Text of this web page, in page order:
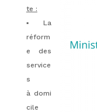
te :
▪️ La
réform
e des
service
s
à domi
cile